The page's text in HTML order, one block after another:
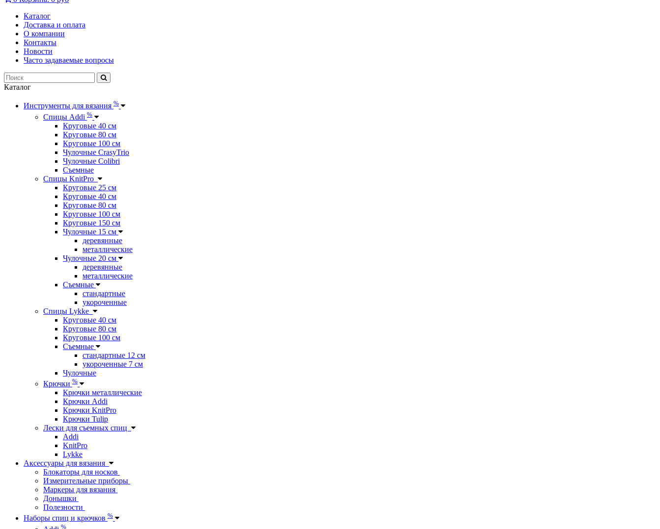
Каталог
Доставка и оплата
О компании
Контакты
Новости
Часто задаваемые вопросы
Каталог
Инструменты для вязания %
Спицы Addi %
Круговые 40 см
Круговые 80 см
Круговые 100 см
Чулочные CrasyTrio
Чулочные Colibri
Съемные
Спицы KnitPro
Круговые 25 см
Круговые 40 см
Круговые 80 см
Круговые 100 см
Круговые 150 см
Чулочные 15 см
деревянные
металлические
Чулочные 20 см
деревянные
металлические
Съемные
стандартные
укороченные
Спицы Lykke
Круговые 40 см
Круговые 80 см
Круговые 100 см
Съемные
стандартные 12 см
укороченные 7 см
Чулочные
Крючки %
Крючки металлические
Крючки Addi
Крючки KnitPro
Крючки Tulip
Лески для съемных спиц
Addi
KnitPro
Lykke
Аксессуары для вязания
Блокаторы для носков
Измерительные приборы
Маркеры для вязания
Донышки
Полезности
Наборы спиц и крючков %
%